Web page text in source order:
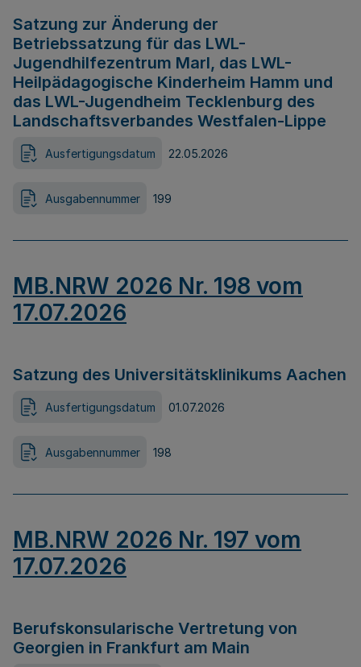
Satzung zur Änderung der
Betriebssatzung für das LWL-
Jugendhilfezentrum Marl, das LWL-
Heilpädagogische Kinderheim Hamm und
das LWL-Jugendheim Tecklenburg des
Landschaftsverbandes Westfalen-Lippe
Ausfertigungsdatum 22.05.2026
Ausgabennummer 199
MB.NRW 2026 Nr. 198 vom
17.07.2026
Satzung des Universitätsklinikums Aachen
Ausfertigungsdatum 01.07.2026
Ausgabennummer 198
MB.NRW 2026 Nr. 197 vom
17.07.2026
Berufskonsularische Vertretung von
Georgien in Frankfurt am Main